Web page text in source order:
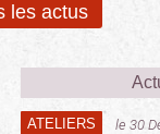
les actus
ATELIERS le 30